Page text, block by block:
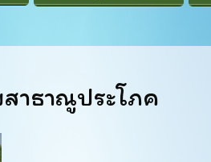
สาธาณูประโภค